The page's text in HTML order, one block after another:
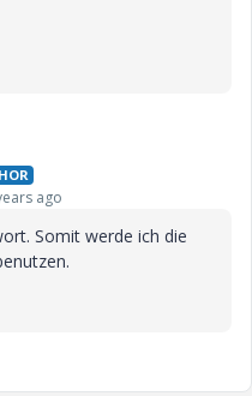
ago
Somit werde ich die